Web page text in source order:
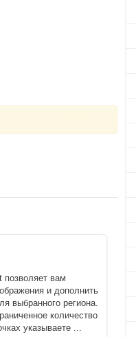
вам
и дополнить
выбранного региона.
количество
указываете ...